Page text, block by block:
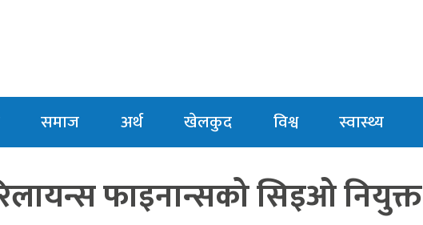
समाज अर्थ खेलकुद विश्व स्वास्थ्य
फाइनान्सको सिइओ नियुक्त